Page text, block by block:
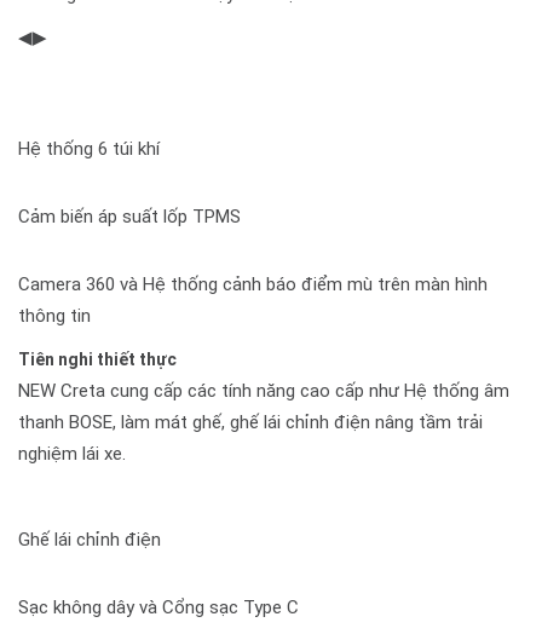
◀▶
Hệ thống 6 túi khí
Cảm biến áp suất lốp TPMS
Camera 360 và Hệ thống cảnh báo điểm mù trên màn hình
thông tin
Tiên nghi thiết thực
NEW Creta cung cấp các tính năng cao cấp như Hệ thống âm
thanh BOSE, làm mát ghế, ghế lái chỉnh điện nâng tầm trải
nghiệm lái xe.
Ghế lái chỉnh điện
Sạc không dây và Cổng sạc Type C